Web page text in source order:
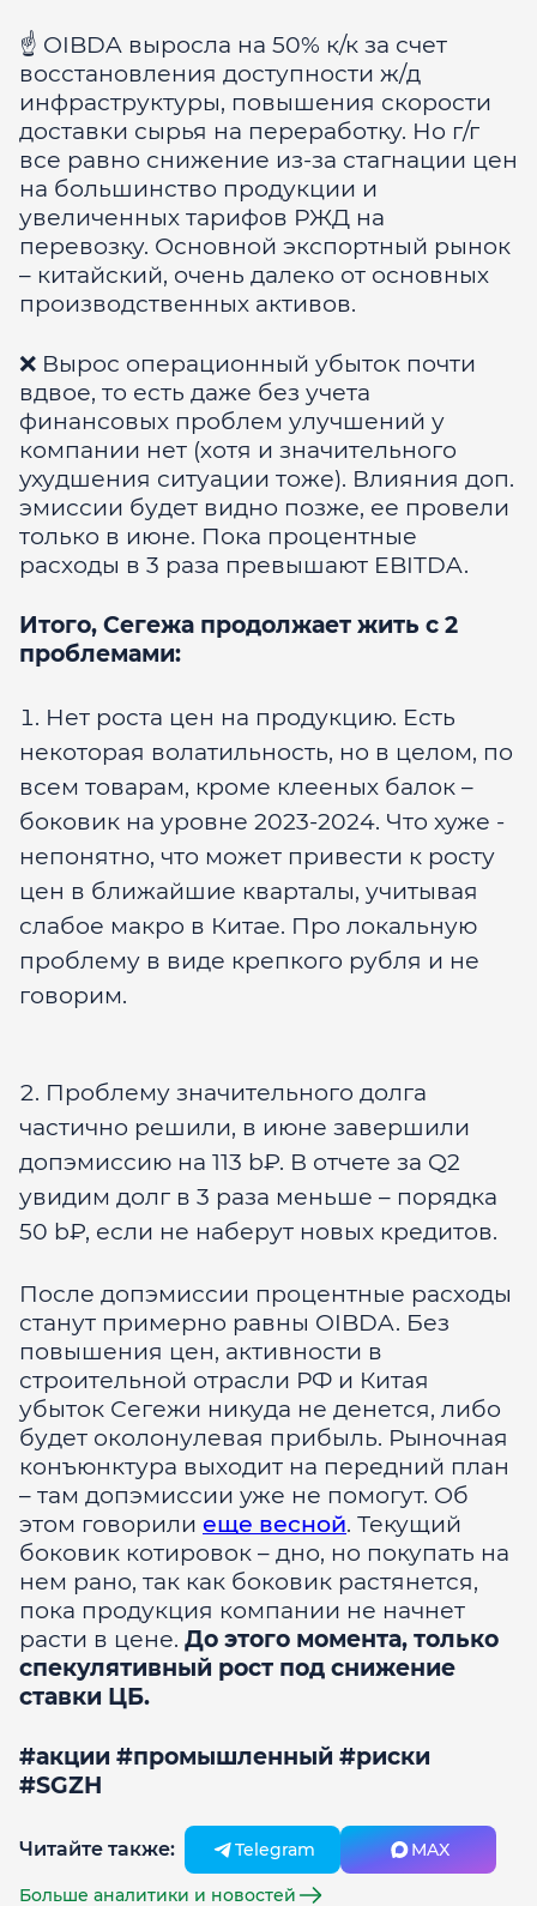
☝ ️ OIBDA выросла на 50% к/к за счет
восстановления доступности ж/д
инфраструктуры, повышения скорости
доставки сырья на переработку. Но г/г
все равно снижение из-за стагнации цен
на большинство продукции и
увеличенных тарифов РЖД на
перевозку. Основной экспортный рынок
– китайский, очень далеко от основных
производственных активов.
❌ Вырос операционный убыток почти
вдвое, то есть даже без учета
финансовых проблем улучшений у
компании нет (хотя и значительного
ухудшения ситуации тоже). Влияния доп.
эмиссии будет видно позже, ее провели
только в июне. Пока процентные
расходы в 3 раза превышают EBITDA.
Итого, Сегежа продолжает жить с 2
проблемами:
Нет роста цен на продукцию. Есть
некоторая волатильность, но в целом, по
всем товарам, кроме клееных балок –
боковик на уровне 2023-2024. Что хуже -
непонятно, что может привести к росту
цен в ближайшие кварталы, учитывая
слабое макро в Китае. Про локальную
проблему в виде крепкого рубля и не
говорим.
Проблему значительного долга
частично решили, в июне завершили
допэмиссию на 113 b₽. В отчете за Q2
увидим долг в 3 раза меньше – порядка
50 b₽, если не наберут новых кредитов.
После допэмиссии процентные расходы
станут примерно равны OIBDA. Без
повышения цен, активности в
строительной отрасли РФ и Китая
убыток Сегежи никуда не денется, либо
будет околонулевая прибыль. Рыночная
конъюнктура выходит на передний план
– там допэмиссии уже не помогут. Об
этом говорили еще весной. Текущий
боковик котировок – дно, но покупать на
нем рано, так как боковик растянется,
пока продукция компании не начнет
расти в цене. До этого момента, только
спекулятивный рост под снижение
ставки ЦБ.
#акции #промышленный #риски
#SGZH
Читайте также: Telegram MAX
Больше аналитики и новостей